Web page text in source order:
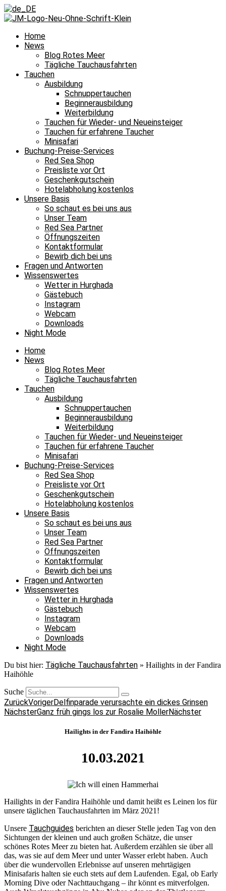
Home
News
Blog Rotes Meer
Tägliche Tauchausfahrten
Tauchen
Ausbildung
Schnuppertauchen
Beginnerausbildung
Weiterbildung
Tauchen für Wieder- und Neueinsteiger
Tauchen für erfahrene Taucher
Minisafari
Buchung-Preise-Services
Red Sea Shop
Preisliste vor Ort
Geschenkgutschein
Hotelabholung kostenlos
Unsere Basis
So schaut es bei uns aus
Unser Team
Red Sea Partner
Öffnungszeiten
Kontaktformular
Bewirb dich bei uns
Fragen und Antworten
Wissenswertes
Wetter in Hurghada
Gästebuch
Instagram
Webcam
Downloads
Night Mode
Home
News
Blog Rotes Meer
Tägliche Tauchausfahrten
Tauchen
Ausbildung
Schnuppertauchen
Beginnerausbildung
Weiterbildung
Tauchen für Wieder- und Neueinsteiger
Tauchen für erfahrene Taucher
Minisafari
Buchung-Preise-Services
Red Sea Shop
Preisliste vor Ort
Geschenkgutschein
Hotelabholung kostenlos
Unsere Basis
So schaut es bei uns aus
Unser Team
Red Sea Partner
Öffnungszeiten
Kontaktformular
Bewirb dich bei uns
Fragen und Antworten
Wissenswertes
Wetter in Hurghada
Gästebuch
Instagram
Webcam
Downloads
Night Mode
Du bist hier: Tägliche Tauchausfahrten » Hailights in der Fandira
Haihöhle
Suche
ZurückVorigerDelfinparade verursachte ein dickes Grinsen
NächsterGanz früh gings los zur Rosalie MollerNächster
Hailights in der Fandira Haihöhle
10.03.2021
Hailights in der Fandira Haihöhle und damit heißt es Leinen los für
unsere täglichen Tauchausfahrten im März 2021!
Unsere Tauchguides berichten an dieser Stelle jeden Tag von den
Sichtungen der kleinen und auch großen Schätze, die unser
schönes Rotes Meer zu bieten hat. Außerdem erzählen sie über all
das, was sie auf dem Meer und unter Wasser erlebt haben. Auch
über die wundervollen Erlebnisse auf unseren mehrtägigen
Minisafaris halten sie euch stets auf dem Laufenden. Egal, ob Early
Morning Dive oder Nachttauchgang – ihr könnt es mitverfolgen.